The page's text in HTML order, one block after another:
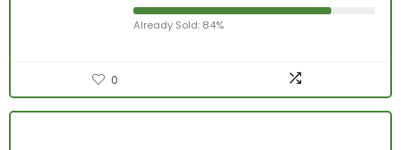
Already Sold: 84%
0